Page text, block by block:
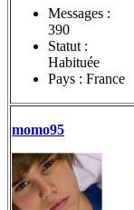
Messages :
390
Statut :
Habituée
Pays : France
momo95